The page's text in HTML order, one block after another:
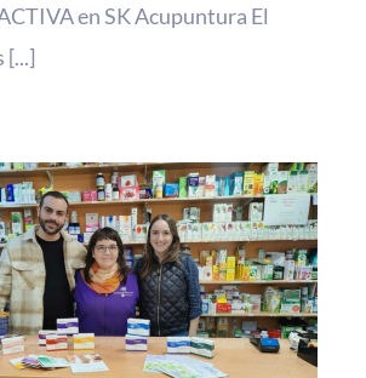
en SK Acupuntura El
[...]